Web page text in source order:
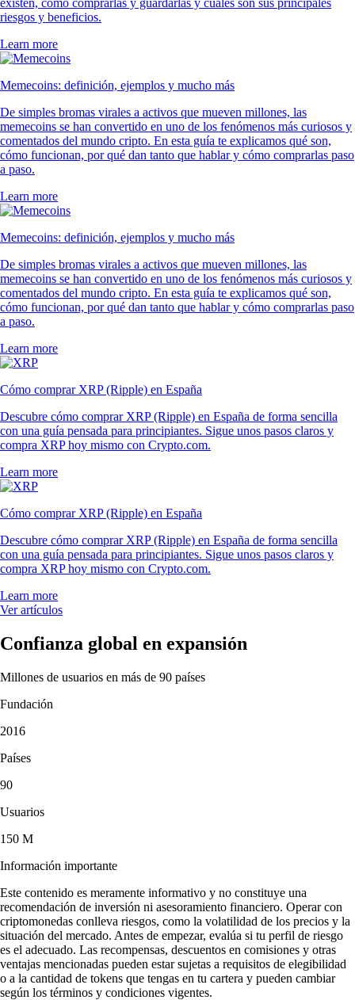
riesgos y beneficios.
Learn more
Memecoins: definición, ejemplos y mucho más
De simples bromas virales a activos que mueven millones, las
memecoins se han convertido en uno de los fenómenos más curiosos y
comentados del mundo cripto. En esta guía te explicamos qué son,
cómo funcionan, por qué dan tanto que hablar y cómo comprarlas paso
a paso.
Learn more
Memecoins: definición, ejemplos y mucho más
De simples bromas virales a activos que mueven millones, las
memecoins se han convertido en uno de los fenómenos más curiosos y
comentados del mundo cripto. En esta guía te explicamos qué son,
cómo funcionan, por qué dan tanto que hablar y cómo comprarlas paso
a paso.
Learn more
Cómo comprar XRP (Ripple) en España
Descubre cómo comprar XRP (Ripple) en España de forma sencilla
con una guía pensada para principiantes. Sigue unos pasos claros y
compra XRP hoy mismo con Crypto.com.
Learn more
Cómo comprar XRP (Ripple) en España
Descubre cómo comprar XRP (Ripple) en España de forma sencilla
con una guía pensada para principiantes. Sigue unos pasos claros y
compra XRP hoy mismo con Crypto.com.
Learn more
Ver artículos
Confianza global en expansión
Millones de usuarios en más de 90 países
Fundación
2016
Países
90
Usuarios
150 M
Información importante
Este contenido es meramente informativo y no constituye una
recomendación de inversión ni asesoramiento financiero. Operar con
criptomonedas conlleva riesgos, como la volatilidad de los precios y la
situación del mercado. Antes de empezar, evalúa si tu perfil de riesgo
es el adecuado. Las recompensas, descuentos en comisiones y otras
ventajas mencionadas pueden estar sujetas a requisitos de elegibilidad
o a la cantidad de tokens que tengas en tu cartera y pueden cambiar
según los términos y condiciones vigentes.